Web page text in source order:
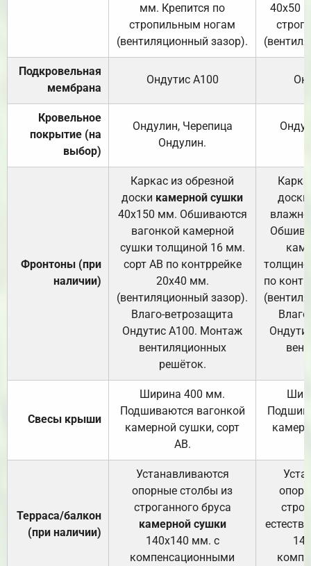
мм. Крепится по
стропильным ногам
(вентиляционный зазор).
40х50
Подкровельная
мембрана
Ондутис А100
Кровельное
покрытие (на
выбор)
Ондулин, Черепица
Ондулин.
Фронтоны (при
наличии)
Каркас из обрезной
доски камерной сушки
40х150 мм. Обшиваются
вагонкой камерной
сушки толщиной 16 мм.
сорт АВ по контррейке
20х40 мм.
(вентиляционный зазор).
Влаго-ветрозащита
Ондутис А100. Монтаж
вентиляционных
решёток.
доски
по
Свесы крыши
Ширина 400 мм.
Подшиваются вагонкой
камерной сушки, сорт
АВ.
Терраса/балкон
(при наличии)
Устанавливаются
опорные столбы из
строганного бруса
камерной сушки
140х140 мм. с
компенсационными